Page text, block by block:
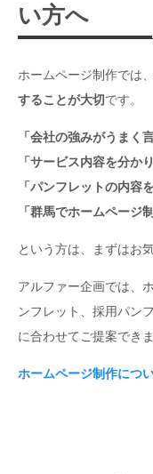
い方へ
ホームページ制作では、
することが大切です。
「会社の強みがうまく
「サービス内容を分か
「パンフレットの内容
「群馬でホームページ
という方は、まずはお
アルファー企画では、
ンフレット、採用パン
に合わせてご提案できま
ホームページ制作につ